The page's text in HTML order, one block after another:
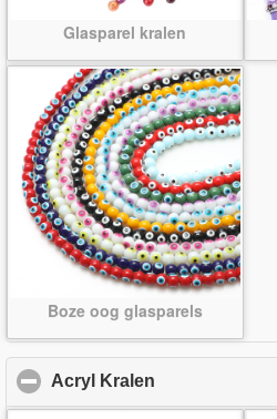
Glasparel kralen
Boze oog glasparels
Acryl Kralen